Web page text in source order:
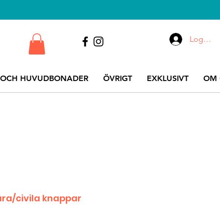
HUVUDBONADER ÖVRIGT EXKLUSIVT OM
Logga
civila knappar